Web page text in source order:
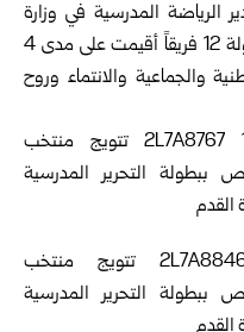
المدرسية في وزارة
الرياضة والشباب، أنه شارك في البطولة 12 فريقاً أقيمت على مدى 4
والجماعية والانتماء وروح